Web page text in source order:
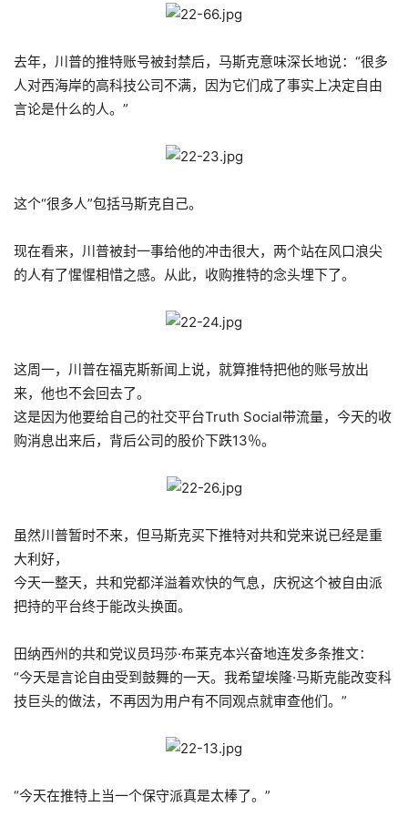
去年，川普的推特账号被封禁后，马斯克意味深长地说：“很多
人对西海岸的高科技公司不满，因为它们成了事实上决定自由
言论是什么的人。”
这个“很多人”包括马斯克自己。
现在看来，川普被封一事给他的冲击很大，两个站在风口浪尖
的人有了惺惺相惜之感。从此，收购推特的念头埋下了。
这周一，川普在福克斯新闻上说，就算推特把他的账号放出
来，他也不会回去了。
这是因为他要给自己的社交平台Truth Social带流量，今天的收
购消息出来后，背后公司的股价下跌13％。
虽然川普暂时不来，但马斯克买下推特对共和党来说已经是重
大利好，
今天一整天，共和党都洋溢着欢快的气息，庆祝这个被自由派
把持的平台终于能改头换面。
田纳西州的共和党议员玛莎·布莱克本兴奋地连发多条推文：
“今天是言论自由受到鼓舞的一天。我希望埃隆·马斯克能改变科
技巨头的做法，不再因为用户有不同观点就审查他们。”
“今天在推特上当一个保守派真是太棒了。”